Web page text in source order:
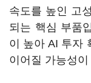
속도를 높인 고
되는 핵심 부품
이 높아 AI 투자
이어질 가능성